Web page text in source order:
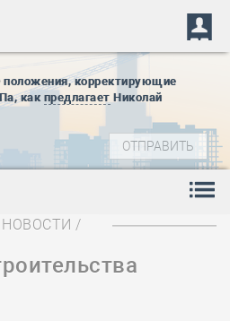
корректирующие
как предлагает Николай
НОВОСТИ /